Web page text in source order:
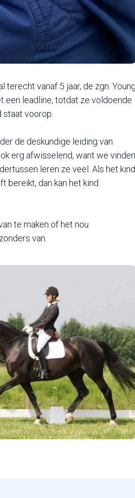
terecht vanaf 5 jaar, de zgn. Young
een leadline, totdat ze voldoende
voorop.
de deskundige leiding van
erg afwisselend, want we vinden
leren ze veel. Als het kind
bereikt, dan kan het kind
te maken of het nou
van.